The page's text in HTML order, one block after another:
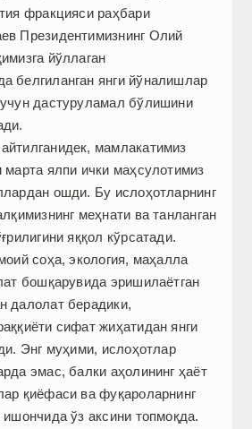
фракцияси раҳбари
Президентимизнинг Олий
йўллаган
белгиланган янги йўналишлар
дастуруламал бўлишини
мамлакатимиз
марта ялпи ички маҳсулотимиз
ошди. Бу ислоҳотларнинг
меҳнати ва танланган
яққол кўрсатади.
соҳа, экология, маҳалла
бошқарувида эришилаётган
далолат берадики,
сифат жиҳатидан янги
Энг муҳими, ислоҳотлар
эмас, балки аҳолининг ҳаёт
қиёфаси ва фуқароларнинг
ишончида ўз аксини топмоқда.